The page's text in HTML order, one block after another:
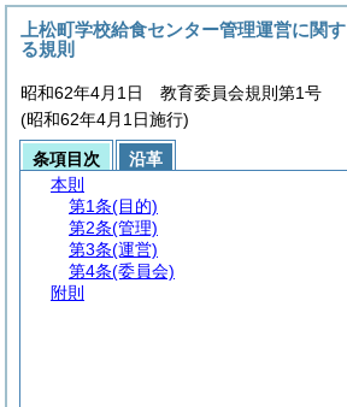
上松町学校給食センター管理運営に関す
る規則
昭和62年4月1日 教育委員会規則第1号
(昭和62年4月1日施行)
条項目次
沿革
本則
第1条(目的)
第2条(管理)
第3条(運営)
第4条(委員会)
附則